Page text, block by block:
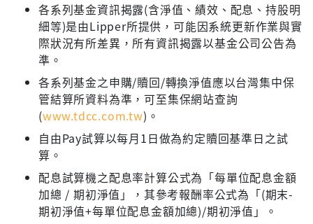
各系列基金資訊揭露(含淨值、績效、配息、持股明
細等)是由Lipper所提供，可能因系統更新作業與實
際狀況有所差異，所有資訊揭露以基金公司公告為
準。
各系列基金之申購/贖回/轉換淨值應以台灣集中保
管結算所資料為準，可至集保網站查詢
(www.tdcc.com.tw)。
自由Pay試算以每月1日做為約定贖回基準日之試
算。
配息試算機之配息率計算公式為「每單位配息金額
加總 / 期初淨值」，其參考報酬率公式為「(期末-
期初淨值+每單位配息金額加總)/期初淨值」。